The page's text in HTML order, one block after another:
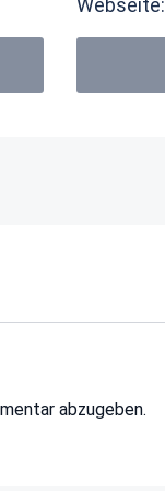
Webseite:
abzugeben.